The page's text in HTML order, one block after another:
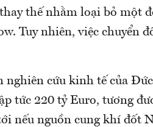
thế nhằm loại bỏ một
Tuy nhiên, việc chuyển
nghiên cứu kinh tế của
tức 220 tỷ Euro, tương
nếu nguồn cung khí đốt